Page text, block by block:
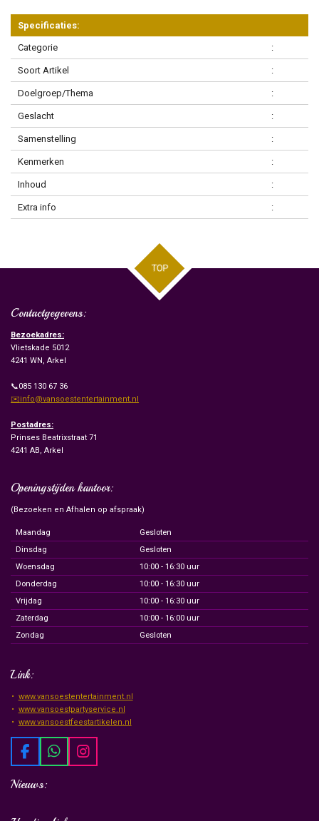
n
e
n
Specificaties:
Categorie :
Soort Artikel :
Doelgroep/Thema :
Geslacht :
Samenstelling :
Kenmerken :
Inhoud :
Extra info :
TOP
Contactgegevens:
Bezoekadres:
Vlietskade 5012
4241 WN, Arkel
📞085 130 67 36
✉️info@vansoestentertainment.nl
Postadres:
Prinses Beatrixstraat 71
4241 AB, Arkel
Openingstijden kantoor:
(Bezoeken en Afhalen op afspraak)
Maandag
Gesloten
Dinsdag
Gesloten
Woensdag
10:00 - 16:30 uur
Donderdag
10:00 - 16:30 uur
Vrijdag
10:00 - 16:30 uur
Zaterdag
10:00 - 16:00 uur
Zondag
Gesloten
Link:
www.vansoestentertainment.nl
www.vansoestpartyservice.nl
www.vansoestfeestartikelen.nl
F
a
c
W
h
I
n
Nieuws: